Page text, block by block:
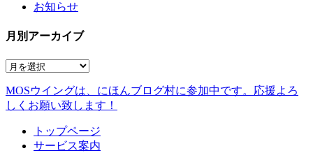
お知らせ
月別アーカイブ
MOSウイングは、にほんブログ村に参加中です。 応援よろ
しくお願い致します！
トップページ
サービス案内